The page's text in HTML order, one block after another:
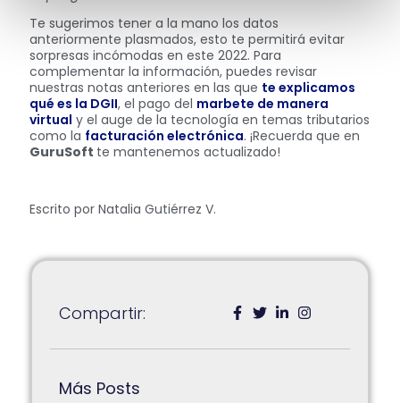
Te sugerimos tener a la mano los datos
anteriormente plasmados, esto te permitirá evitar
sorpresas incómodas en este 2022. Para
complementar la información, puedes revisar
nuestras notas anteriores en las que te explicamos
qué es la DGII, el pago del marbete de manera
virtual y el auge de la tecnología en temas tributarios
como la facturación electrónica. ¡Recuerda que en
GuruSoft te mantenemos actualizado!
Escrito por Natalia Gutiérrez V.
Compartir:
Más Posts